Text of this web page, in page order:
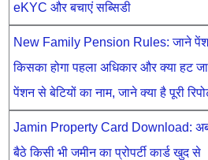
eKYC और बचाएं सब्सिडी
New Family Pension Rules: जाने
किसका होगा पहला अधिकार और क्या हट
पेंशन से बेटियों का नाम, जाने क्या है पूरी
Jamin Property Card Download:
बैठे किसी भी जमीन का प्रोपर्टी कार्ड खुद से